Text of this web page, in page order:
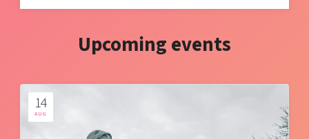
Upcoming events
14
AUG